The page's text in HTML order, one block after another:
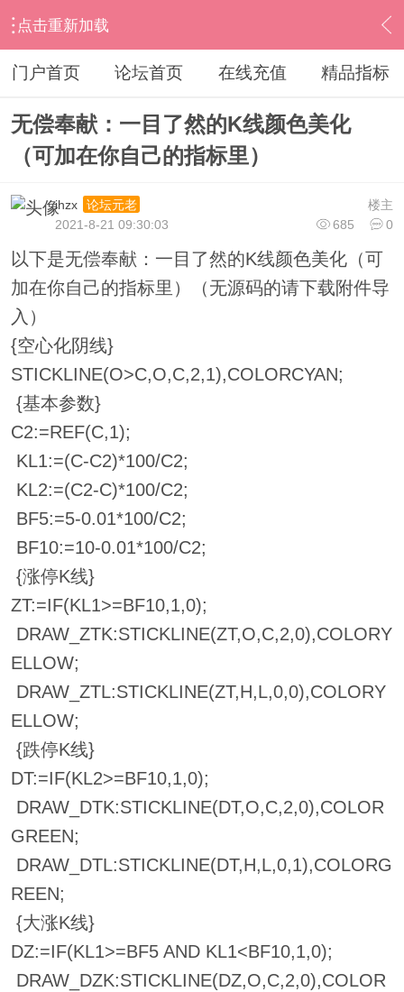
点击重新加载
› 通达信指标公式 › 综合指标 › 内容
门户首页 论坛首页 在线充值 精品指标
无偿奉献：一目了然的K线颜色美化
（可加在你自己的指标里）
楼主
ihzx
论坛元老
685
0
2021-8-21 09:30:03
以下是无偿奉献：一目了然的K线颜色美化（可
加在你自己的指标里）（无源码的请下载附件导
入）
{空心化阴线}
STICKLINE(O>C,O,C,2,1),COLORCYAN;
{基本参数}
C2:=REF(C,1);
KL1:=(C-C2)*100/C2;
KL2:=(C2-C)*100/C2;
BF5:=5-0.01*100/C2;
BF10:=10-0.01*100/C2;
{涨停K线}
ZT:=IF(KL1>=BF10,1,0);
DRAW_ZTK:STICKLINE(ZT,O,C,2,0),COLORY
ELLOW;
DRAW_ZTL:STICKLINE(ZT,H,L,0,0),COLORY
ELLOW;
{跌停K线}
DT:=IF(KL2>=BF10,1,0);
DRAW_DTK:STICKLINE(DT,O,C,2,0),COLOR
GREEN;
DRAW_DTL:STICKLINE(DT,H,L,0,1),COLORG
REEN;
{大涨K线}
DZ:=IF(KL1>=BF5 AND KL1<BF10,1,0);
DRAW_DZK:STICKLINE(DZ,O,C,2,0),COLOR